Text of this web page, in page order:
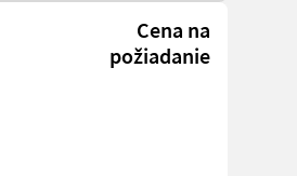
Cena na
požiadanie